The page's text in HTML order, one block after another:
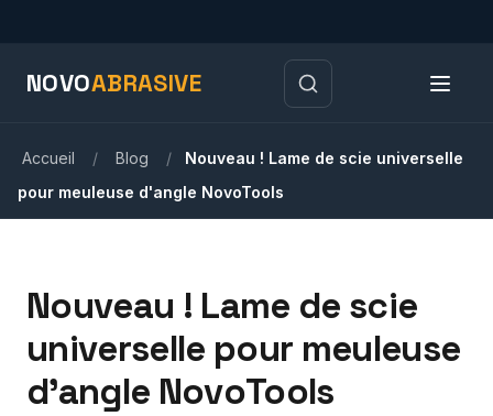
NOVOABRASIVE
Accueil / Blog /
Nouveau ! Lame de scie universelle
pour meuleuse d'angle NovoTools
Nouveau ! Lame de scie
universelle pour meuleuse
d'angle NovoTools